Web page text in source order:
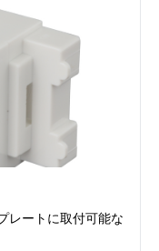
レートに取付可能な